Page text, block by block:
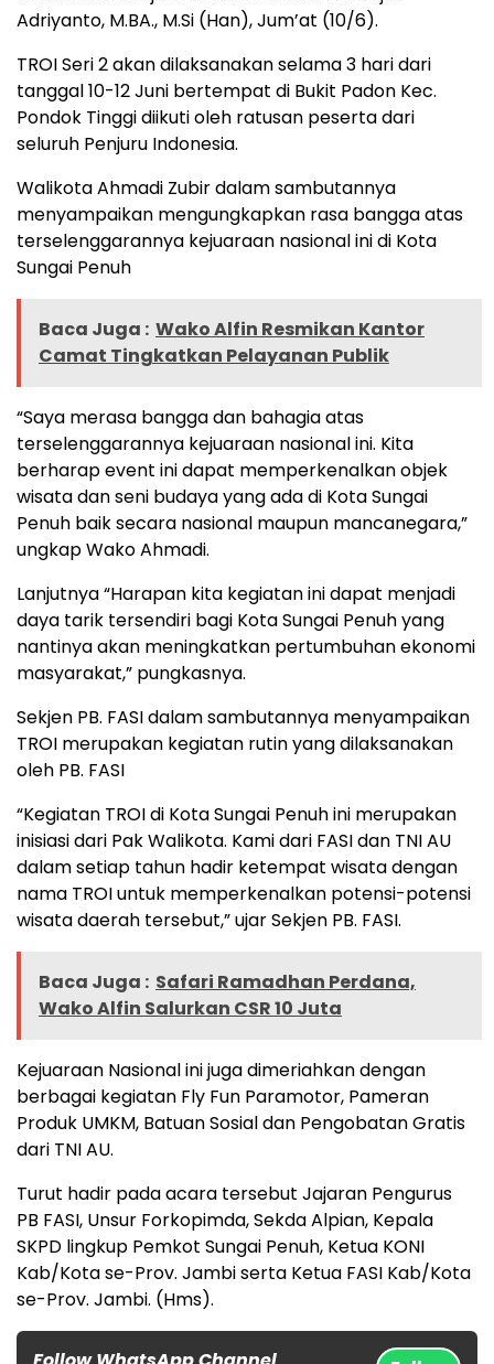
Adriyanto, M.BA., M.Si (Han), Jum’at (10/6).
TROI Seri 2 akan dilaksanakan selama 3 hari dari
tanggal 10-12 Juni bertempat di Bukit Padon Kec.
Pondok Tinggi diikuti oleh ratusan peserta dari
seluruh Penjuru Indonesia.
Walikota Ahmadi Zubir dalam sambutannya
menyampaikan mengungkapkan rasa bangga atas
terselenggarannya kejuaraan nasional ini di Kota
Sungai Penuh
Baca Juga : Wako Alfin Resmikan Kantor
Camat Tingkatkan Pelayanan Publik
“Saya merasa bangga dan bahagia atas
terselenggarannya kejuaraan nasional ini. Kita
berharap event ini dapat memperkenalkan objek
wisata dan seni budaya yang ada di Kota Sungai
Penuh baik secara nasional maupun mancanegara,”
ungkap Wako Ahmadi.
Lanjutnya “Harapan kita kegiatan ini dapat menjadi
daya tarik tersendiri bagi Kota Sungai Penuh yang
nantinya akan meningkatkan pertumbuhan ekonomi
masyarakat,” pungkasnya.
Sekjen PB. FASI dalam sambutannya menyampaikan
TROI merupakan kegiatan rutin yang dilaksanakan
oleh PB. FASI
“Kegiatan TROI di Kota Sungai Penuh ini merupakan
inisiasi dari Pak Walikota. Kami dari FASI dan TNI AU
dalam setiap tahun hadir ketempat wisata dengan
nama TROI untuk memperkenalkan potensi-potensi
wisata daerah tersebut,” ujar Sekjen PB. FASI.
Baca Juga : Safari Ramadhan Perdana,
Wako Alfin Salurkan CSR 10 Juta
Kejuaraan Nasional ini juga dimeriahkan dengan
berbagai kegiatan Fly Fun Paramotor, Pameran
Produk UMKM, Batuan Sosial dan Pengobatan Gratis
dari TNI AU.
Turut hadir pada acara tersebut Jajaran Pengurus
PB FASI, Unsur Forkopimda, Sekda Alpian, Kepala
SKPD lingkup Pemkot Sungai Penuh, Ketua KONI
Kab/Kota se-Prov. Jambi serta Ketua FASI Kab/Kota
se-Prov. Jambi. (Hms).